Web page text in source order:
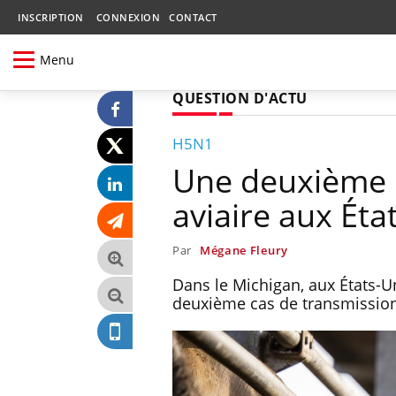
INSCRIPTION CONNEXION CONTACT
Menu
QUESTION D'ACTU
H5N1
Une
aviaire aux
Par Mégane Fleury
Dans le Michigan, aux États-
deuxième cas de